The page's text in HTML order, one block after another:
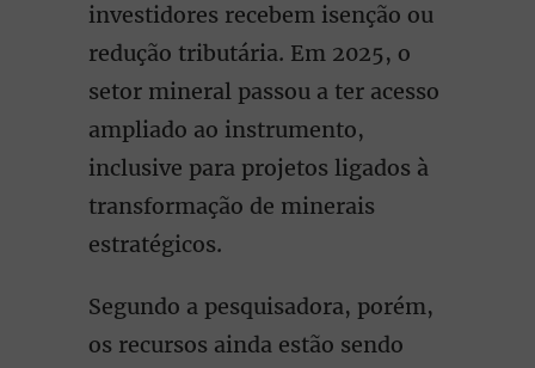
investidores recebem isenção ou
redução tributária. Em 2025, o
setor mineral passou a ter acesso
ampliado ao instrumento,
inclusive para projetos ligados à
transformação de minerais
estratégicos.
Segundo a pesquisadora, porém,
os recursos ainda estão sendo